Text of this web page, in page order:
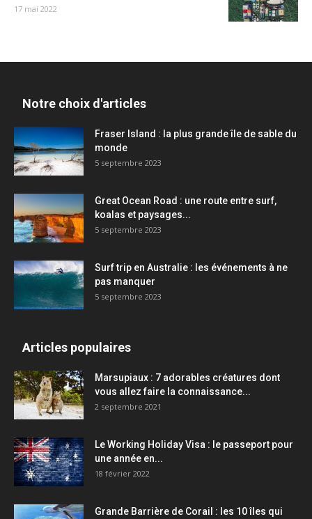
17 mai 2022
Notre choix d'articles
Fraser Island : la plus grande île de sable du
monde
5 septembre 2023
Great Ocean Road : une route entre surf,
koalas et paysages...
5 septembre 2023
Surf trip en Australie : les événements à ne
pas manquer
5 septembre 2023
Articles populaires
Marsupiaux : 7 adorables créatures dont
vous allez faire la connaissance...
2 septembre 2021
Le Working Holiday Visa : le passeport pour
une année en...
18 février 2022
Grande Barrière de Corail : les 10 îles qui